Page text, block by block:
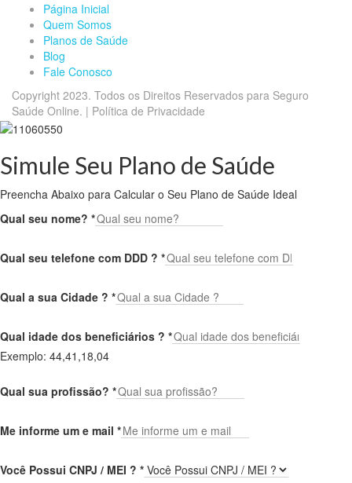
Página Inicial
Quem Somos
Planos de Saúde
Blog
Fale Conosco
Copyright 2023. Todos os Direitos Reservados para Seguro
Saúde Online. | Política de Privacidade
Simule Seu Plano de Saúde
Preencha Abaixo para Calcular o Seu Plano de Saúde Ideal
Qual seu nome? *
Qual seu telefone com DDD ? *
Qual a sua Cidade ? *
Qual idade dos beneficiários ? *
Exemplo: 44,41,18,04
Qual sua profissão? *
Me informe um e mail *
Você Possui CNPJ / MEI ? *